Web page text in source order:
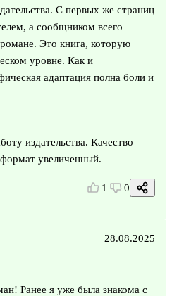
С первых же страниц
а сообщником всего
Это книга, которую
уровне. Как и
адаптация полна боли и
издательства. Качество
увеличенный.
1 0
28.08.2025
Ранее я уже была знакома с